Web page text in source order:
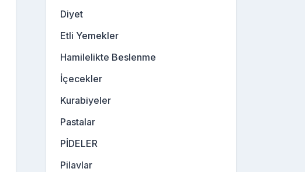
Diyet
Etli Yemekler
Hamilelikte Beslenme
İçecekler
Kurabiyeler
Pastalar
PİDELER
Pilavlar